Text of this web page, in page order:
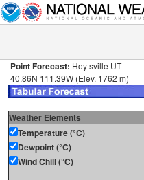
Point Forecast: Hoytsville UT
40.86N 111.39W (Elev. 1762 m)
Weather Elements
Temperature (°C)
Dewpoint (°C)
Wind Chill (°C)